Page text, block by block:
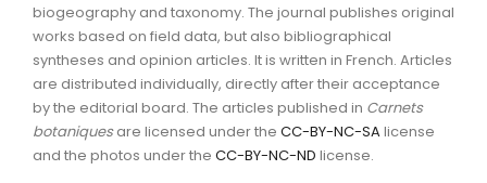
biogeography and taxonomy. The journal publishes original
works based on field data, but also bibliographical
syntheses and opinion articles. It is written in French. Articles
are distributed individually, directly after their acceptance
by the editorial board. The articles published in Carnets
botaniquesare licensed under the CC-BY-NC-SAlicense
and the photos under the CC-BY-NC-ND license.